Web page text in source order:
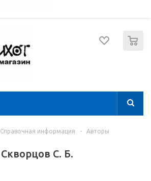
Справочная информация - Авторы
Скворцов С. Б.